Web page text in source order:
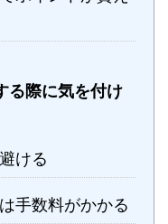
る際に気を付け
ける
手数料がかかる